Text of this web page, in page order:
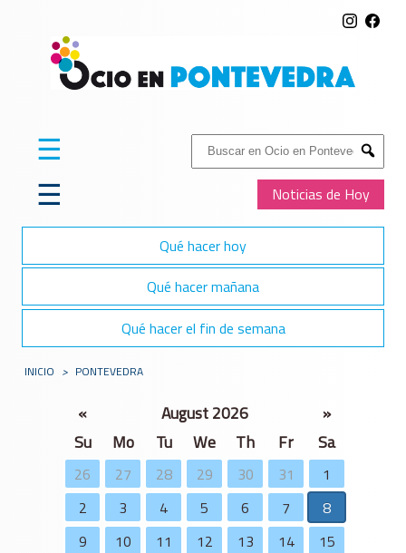
Buscar:
Submit
Noticias de Hoy
☰
☰
Qué hacer hoy
Qué hacer mañana
Qué hacer el fin de semana
INICIO > PONTEVEDRA
« August 2026
»
Su
Mo Tu We Th Fr Sa
26 27 28 29 30 31
1
2
3 4 5 6 7
8
9
10 11 12 13 14
15